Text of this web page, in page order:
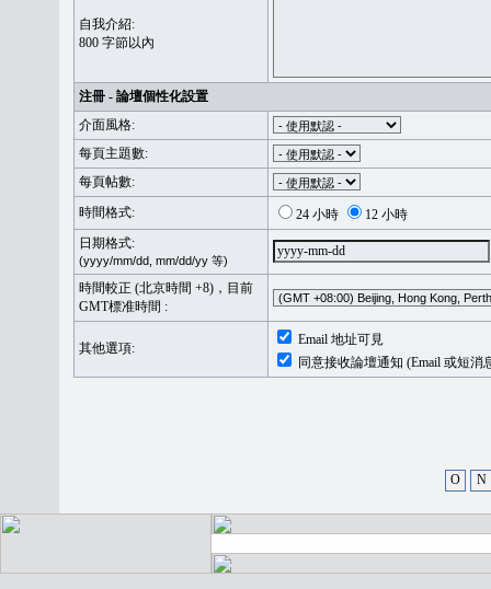
自我介紹:
800 字節以內
注冊 - 論壇個性化設置
介面風格:
每頁主題數:
每頁帖數:
時間格式:
24 小時
12 小時
日期格式:
(yyyy/mm/dd, mm/dd/yy 等)
時間較正 (北京時間 +8)，目前
GMT標准時間 :
其他選項:
Email 地址可見
同意接收論壇通知 (Email 或短消
O N